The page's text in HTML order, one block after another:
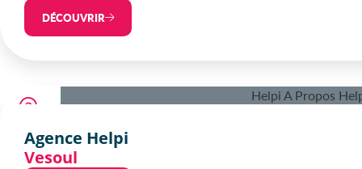
DÉCOUVRIR
Agence Helpi
Vesoul